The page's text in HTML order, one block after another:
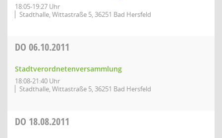
18:05-19:27 Uhr
Stadthalle, Wittastraße 5, 36251 Bad Hersfeld
DO 06.10.2011
Stadtverordnetenversammlung
18:08-21:40 Uhr
Stadthalle, Wittastraße 5, 36251 Bad Hersfeld
DO 18.08.2011